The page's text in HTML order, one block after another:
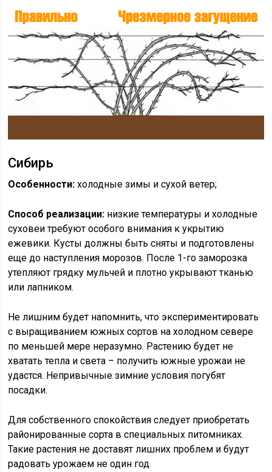
Сибирь
Особенности: холодные зимы и сухой ветер;
Способ реализации: низкие температуры и холодные
суховеи требуют особого внимания к укрытию
ежевики. Кусты должны быть сняты и подготовлены
еще до наступления морозов. После 1-го заморозка
утепляют грядку мульчей и плотно укрывают тканью
или лапником.
Не лишним будет напомнить, что экспериментировать
с выращиванием южных сортов на холодном севере
по меньшей мере неразумно. Растению будет не
хватать тепла и света – получить южные урожаи не
удастся. Непривычные зимние условия погубят
посадки.
Для собственного спокойствия следует приобретать
районированные сорта в специальных питомниках.
Такие растения не доставят лишних проблем и будут
радовать урожаем не один год.